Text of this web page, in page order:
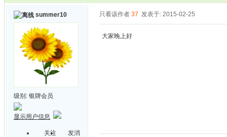
summer10
级别: 银牌会员
显示用户信息
关注
发消
只看该作者 37 发表于: 2015-02-25
大家晚上好